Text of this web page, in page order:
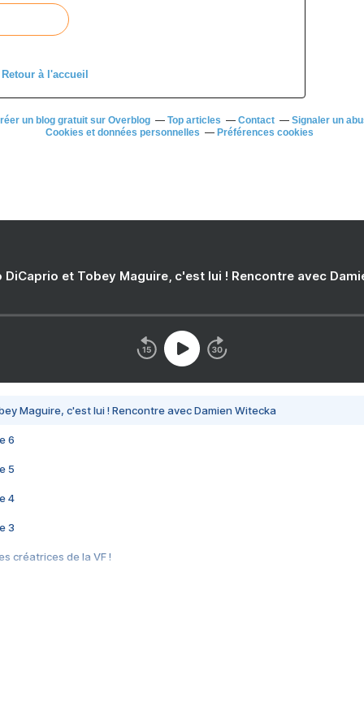
Retour à l'accueil
un blog gratuit sur Overblog Top articles Contact Signaler un
Cookies et données personnelles
Préférences cookies
DiCaprio et Tobey Maguire, c'est lui ! Rencontre avec
Maguire, c'est lui ! Rencontre avec Damien Witecka
6
5
4
3
créatrices de la VF !